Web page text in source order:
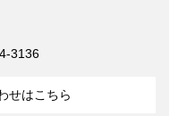
3136
せはこちら